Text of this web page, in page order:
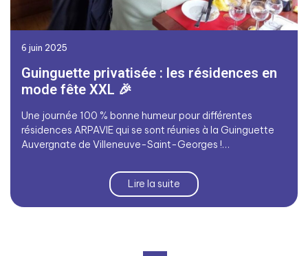
6 juin 2025
Guinguette privatisée : les résidences en
mode fête XXL 🎉
Une journée 100 % bonne humeur pour différentes
résidences ARPAVIE qui se sont réunies à la Guinguette
Auvergnate de Villeneuve-Saint-Georges !…
Lire la suite